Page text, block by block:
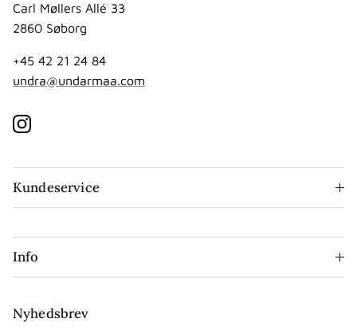
Carl Møllers Allé 33
2860 Søborg
+45 42 21 24 84
undra@undarmaa.com
Instagram
Kundeservice
Info
Nyhedsbrev